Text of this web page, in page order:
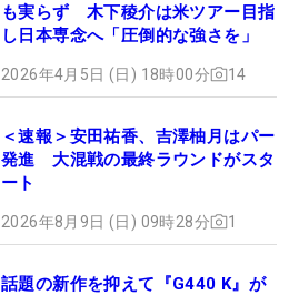
も実らず 木下稜介は米ツアー目指
し日本専念へ「圧倒的な強さを」
2026年4月5日 (日) 18時00分 14
＜速報＞安田祐香、吉澤柚月はパー
発進 大混戦の最終ラウンドがスタ
ート
2026年8月9日 (日) 09時28分 1
話題の新作を抑えて『G440 K』が